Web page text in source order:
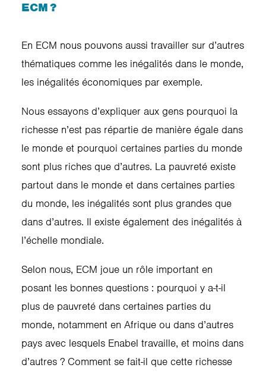
ECM ?
En ECM nous pouvons aussi travailler sur d’autres
thématiques comme les inégalités dans le monde,
les inégalités économiques par exemple.
Nous essayons d’expliquer aux gens pourquoi la
richesse n’est pas répartie de manière égale dans
le monde et pourquoi certaines parties du monde
sont plus riches que d’autres. La pauvreté existe
partout dans le monde et dans certaines parties
du monde, les inégalités sont plus grandes que
dans d’autres. Il existe également des inégalités à
l’échelle mondiale.
Selon nous, ECM joue un rôle important en
posant les bonnes questions : pourquoi y a-t-il
plus de pauvreté dans certaines parties du
monde, notamment en Afrique ou dans d’autres
pays avec lesquels Enabel travaille, et moins dans
d’autres ? Comment se fait-il que cette richesse